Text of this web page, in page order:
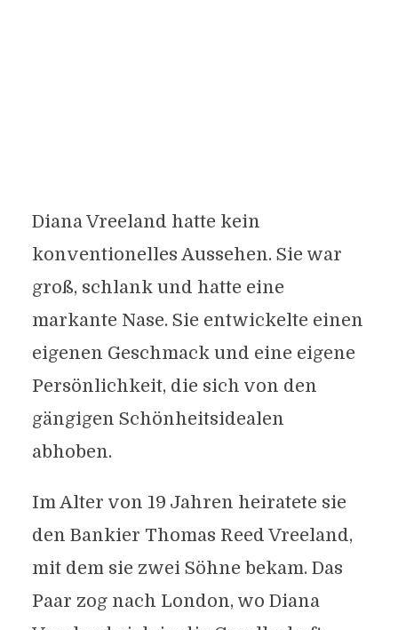
Diana Vreeland hatte kein
konventionelles Aussehen. Sie war
groß, schlank und hatte eine
markante Nase. Sie entwickelte einen
eigenen Geschmack und eine eigene
Persönlichkeit, die sich von den
gängigen Schönheitsidealen
abhoben.
Im Alter von 19 Jahren heiratete sie
den Bankier Thomas Reed Vreeland,
mit dem sie zwei Söhne bekam. Das
Paar zog nach London, wo Diana